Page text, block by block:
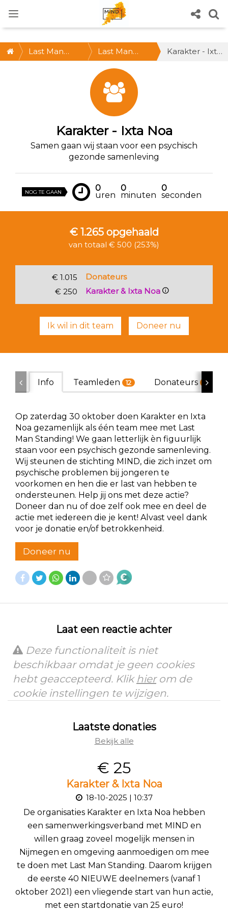
Last Man
Last Man
Standing
@Nijmegen *
ZA 30 OKT,
12-15 uur *
Doe mee!
Karakter - Ixta Noa
Karakter - Ixta Noa
Samen gaan wij staan voor een psychisch
gezonde samenleving
NOG TE GAAN 0
uren
0
minuten
0
seconden
€ 1.265 opgehaald
van totaal € 500 (253%)
€ 1.015
Donateurs
€ 250
Karakter & Ixta Noa
Ik wil in dit team Doneer nu
Info Teamleden 12 Donateurs 62
Op zaterdag 30 oktober doen Karakter en Ixta
Noa gezamenlijk als één team mee met Last
Man Standing! We gaan letterlijk èn figuurlijk
staan voor een psychisch gezonde samenleving.
Wij steunen de stichting MIND, die zich inzet om
psychische problemen bij jongeren te
voorkomen en hen die er last van hebben te
ondersteunen. Help jij ons met deze actie?
Doneer dan nu of doe zelf ook mee en deel de
actie met iedereen die je kent! Alvast veel dank
voor je donatie en/of betrokkenheid.
Doneer nu
Laat een reactie achter
Deze functionaliteit is niet
beschikbaar omdat je geen cookies
hebt geaccepteerd. Klik hierom de
cookie instellingen te wijzigen.
Laatste donaties
Bekijk alle
€ 25
Karakter & Ixta Noa
18-10-2025 | 10:37
De organisaties Karakter en Ixta Noa hebben
een samenwerkingsverband met MIND en
willen graag zoveel mogelijk mensen in
Nijmegen en omgeving aanmoedigen om mee
te doen met Last Man Standing. Daarom krijgen
de eerste 40 NIEUWE deelnemers (vanaf 1
oktober 2021) een vliegende start van hun actie,
met een startdonatie van 25 euro!